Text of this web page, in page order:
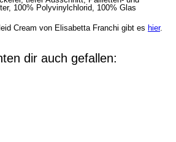
100% Polyvinylchlorid, 100% Glas
Cream von Elisabetta Franchi gibt es hier.
dir auch gefallen: